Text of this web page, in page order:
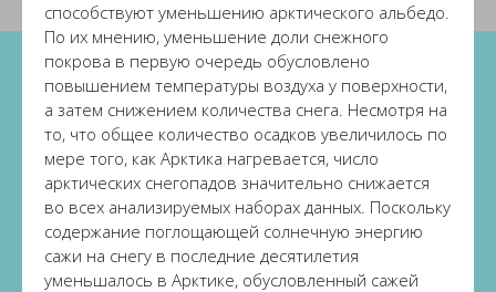
способствуют уменьшению арктического альбедо.
По их мнению, уменьшение доли снежного
покрова в первую очередь обусловлено
повышением температуры воздуха у поверхности,
а затем снижением количества снега. Несмотря на
то, что общее количество осадков увеличилось по
мере того, как Арктика нагревается, число
арктических снегопадов значительно снижается
во всех анализируемых наборах данных. Поскольку
содержание поглощающей солнечную энергию
сажи на снегу в последние десятилетия
уменьшалось в Арктике, обусловленный сажей